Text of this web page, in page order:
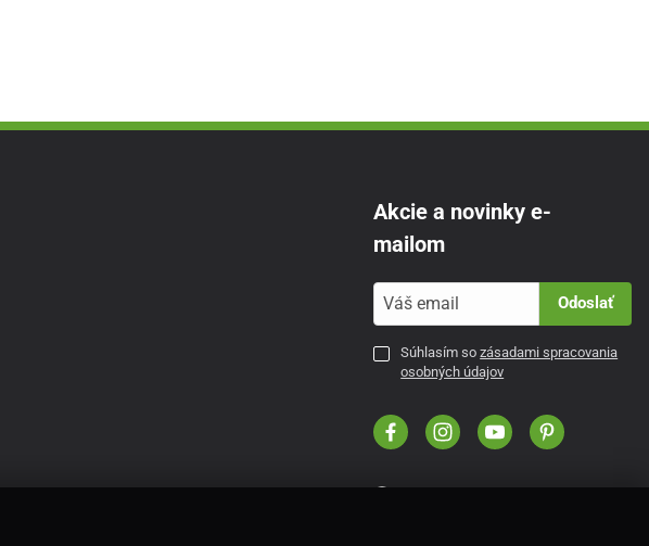
Akcie a novinky e-
mailom
Odoslať
Súhlasím sozásadami spracovania
osobných údajov